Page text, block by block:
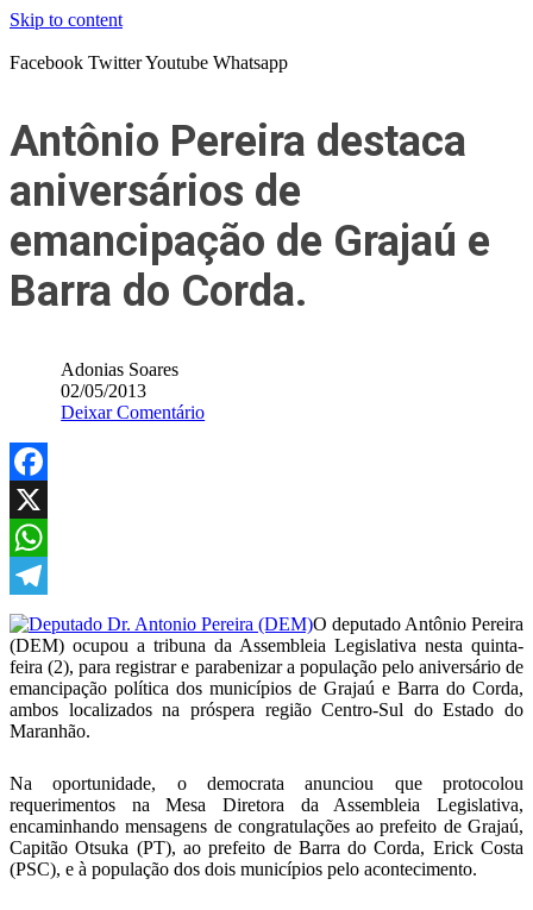
Skip to content
Facebook TwitterYoutube Whatsapp
Antônio Pereira destaca
aniversários de
emancipação de Grajaú e
Barra do Corda.
Adonias Soares
02/05/2013
Deixar Comentário
Facebook
X
WhatsApp
Telegram
O deputado Antônio Pereira
(DEM) ocupou a tribuna da Assembleia Legislativa nesta quinta-
feira (2), para registrar e parabenizar a população pelo aniversário de
emancipação política dos municípios de Grajaú e Barra do Corda,
ambos localizados na próspera região Centro-Sul do Estado do
Maranhão.
Na oportunidade, o democrata anunciou que protocolou
requerimentos na Mesa Diretora da Assembleia Legislativa,
encaminhando mensagens de congratulações ao prefeito de Grajaú,
Capitão Otsuka (PT), ao prefeito de Barra do Corda, Erick Costa
(PSC), e à população dos dois municípios pelo acontecimento.